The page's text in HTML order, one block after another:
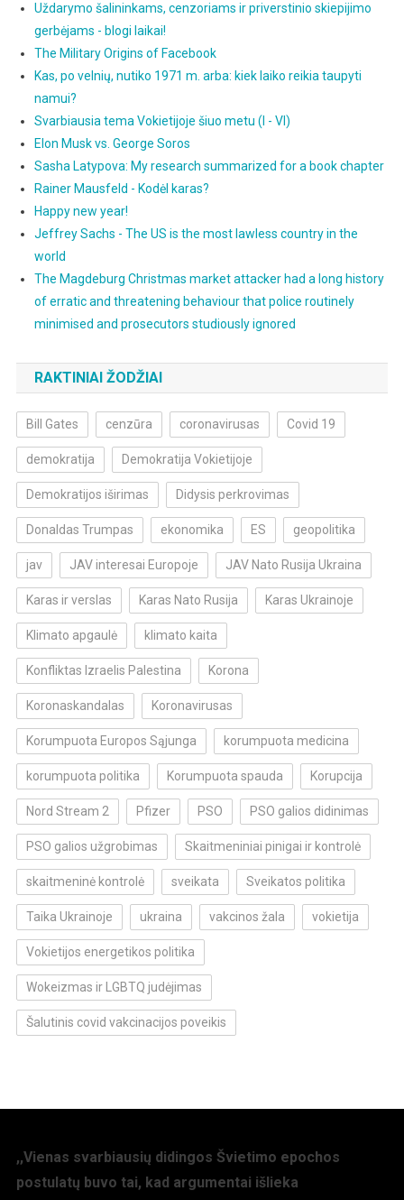
Uždarymo šalininkams, cenzoriams ir priverstinio skiepijimo
gerbėjams - blogi laikai!
The Military Origins of Facebook
Kas, po velnių, nutiko 1971 m. arba: kiek laiko reikia taupyti
namui?
Svarbiausia tema Vokietijoje šiuo metu (I - VI)
Elon Musk vs. George Soros
Sasha Latypova: My research summarized for a book chapter
Rainer Mausfeld - Kodėl karas?
Happy new year!
Jeffrey Sachs - The US is the most lawless country in the
world
The Magdeburg Christmas market attacker had a long history
of erratic and threatening behaviour that police routinely
minimised and prosecutors studiously ignored
RAKTINIAI ŽODŽIAI
Bill Gates cenzūra coronavirusas Covid 19
demokratija Demokratija Vokietijoje
Demokratijos iširimas Didysis perkrovimas
Donaldas Trumpas ekonomika ES geopolitika
jav JAV interesai Europoje JAV Nato Rusija Ukraina
Karas ir verslas Karas Nato Rusija Karas Ukrainoje
Klimato apgaulė klimato kaita
Konfliktas Izraelis Palestina Korona
Koronaskandalas Koronavirusas
Korumpuota Europos Sąjunga korumpuota medicina
korumpuota politika Korumpuota spauda Korupcija
Nord Stream 2 Pfizer PSO PSO galios didinimas
PSO galios užgrobimas Skaitmeniniai pinigai ir kontrolė
skaitmeninė kontrolė sveikata Sveikatos politika
Taika Ukrainoje ukraina vakcinos žala vokietija
Vokietijos energetikos politika
Wokeizmas ir LGBTQ judėjimas
Šalutinis covid vakcinacijos poveikis
,,Vienas svarbiausių didingos Švietimo epochos
postulatų buvo tai, kad argumentai išlieka